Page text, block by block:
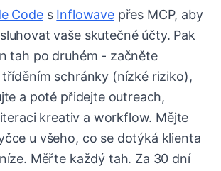
Codes Inflowavepřes MCP, aby
vaše skutečné účty. Pak
tah po druhém - začněte
schránky (nízké riziko),
a poté přidejte outreach,
kreativ a workflow. Mějte
u všeho, co se dotýká klienta
Měřte každý tah. Za 30 dní